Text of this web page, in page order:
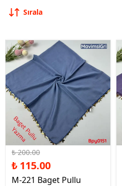
Sırala
%43 İndirim
₺ 200.00
₺ 115.00
M-221 Baget Pullu